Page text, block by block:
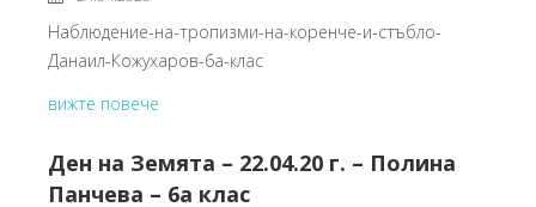
Наблюдение-на-тропизми-на-коренче-и-стъбло-
Данаил-Кожухаров-6а-клас
вижте повече
Ден на Земята – 22.04.20 г. – Полина
Панчева – 6а клас